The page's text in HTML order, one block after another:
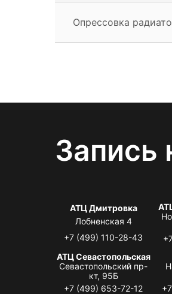
Опрессовка
Запись
АТЦ Дмитровка
Лобненская 4
+7 (499) 110-28-43
АТЦ Севастопольская
Севастопольский пр-
кт, 95Б
+7 (499) 653-72-12